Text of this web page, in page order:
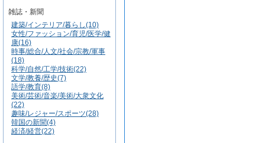
雑誌・新聞
建築/インテリア/暮らし(10)
女性/ファッション/育児/医学/健
康(16)
時事/総合/人文/社会/宗教/軍事
(18)
科学/自然/工学/技術(22)
文学/教養/歴史(7)
語学/教育(8)
美術/芸術/音楽/美術/大衆文化
(22)
趣味/レジャー/スポーツ(28)
韓国の新聞(4)
経済/経営(22)